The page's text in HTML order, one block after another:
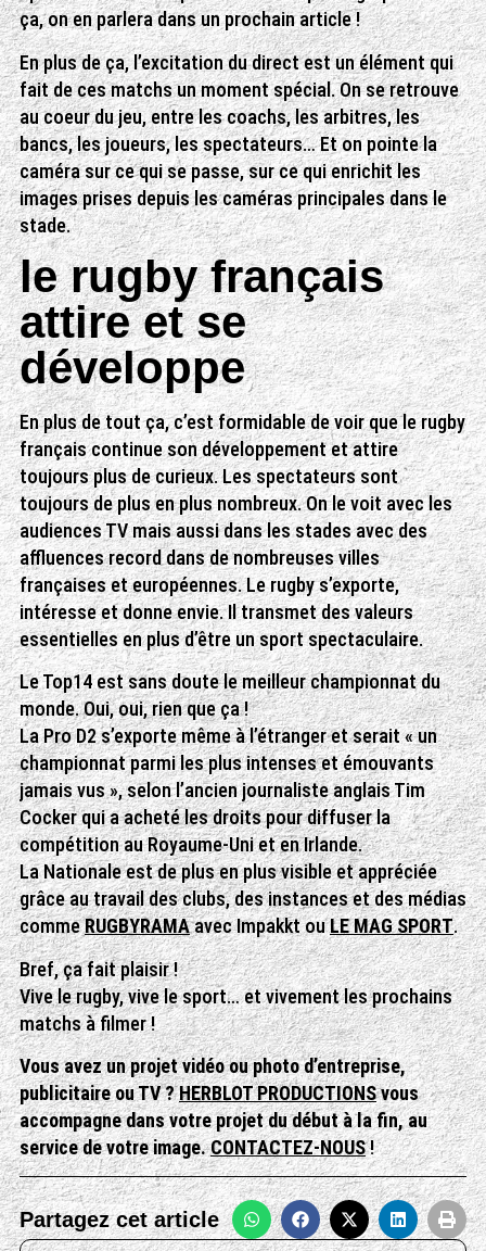
ça, on en parlera dans un prochain article !
En plus de ça, l’excitation du direct est un élément qui
fait de ces matchs un moment spécial. On se retrouve
au coeur du jeu, entre les coachs, les arbitres, les
bancs, les joueurs, les spectateurs… Et on pointe la
caméra sur ce qui se passe, sur ce qui enrichit les
images prises depuis les caméras principales dans le
stade.
le rugby français
attire et se
développe
En plus de tout ça, c’est formidable de voir que le rugby
français continue son développement et attire
toujours plus de curieux. Les spectateurs sont
toujours de plus en plus nombreux. On le voit avec les
audiences TV mais aussi dans les stades avec des
affluences record dans de nombreuses villes
françaises et européennes. Le rugby s’exporte,
intéresse et donne envie. Il transmet des valeurs
essentielles en plus d’être un sport spectaculaire.
Le Top14 est sans doute le meilleur championnat du
monde. Oui, oui, rien que ça !
La Pro D2 s’exporte même à l’étranger et serait « un
championnat parmi les plus intenses et émouvants
jamais vus », selon l’ancien journaliste anglais Tim
Cocker qui a acheté les droits pour diffuser la
compétition au Royaume-Uni et en Irlande.
La Nationale est de plus en plus visible et appréciée
grâce au travail des clubs, des instances et des médias
commeRUGBYRAMAavec Impakkt ouLE MAG SPORT.
Bref, ça fait plaisir !
Vive le rugby, vive le sport… et vivement les prochains
matchs à filmer !
Vous avez un projet vidéo ou photo d’entreprise,
publicitaire ou TV ?HERBLOT PRODUCTIONSvous
accompagne dans votre projet du début à la fin, au
service de votre image. CONTACTEZ-NOUS!
Partagez cet article